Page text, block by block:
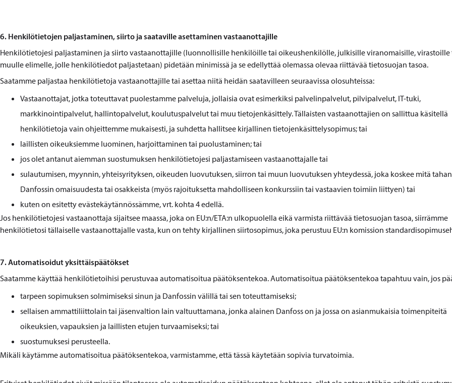
6. Henkilötietojen paljastaminen, siirto ja saataville asettaminen vastaanottajille
Henkilötietojesi paljastaminen ja siirto vastaanottajille (luonnollisille henkilöille tai oikeushenkilölle, julkisille viranomaisille, virastoille
muulle elimelle, jolle henkilötiedot paljastetaan) pidetään minimissä ja se edellyttää olemassa olevaa riittävää tietosuojan tasoa.
Saatamme paljastaa henkilötietoja vastaanottajille tai asettaa niitä heidän saatavilleen seuraavissa olosuhteissa:
Vastaanottajat, jotka toteuttavat puolestamme palveluja, jollaisia ovat esimerkiksi palvelinpalvelut, pilvipalvelut, IT-tuki,
markkinointipalvelut, hallintopalvelut, koulutuspalvelut tai muu tietojenkäsittely. Tällaisten vastaanottajien on sallittua käsitellä
henkilötietoja vain ohjeittemme mukaisesti, ja suhdetta hallitsee kirjallinen tietojenkäsittelysopimus; tai
laillisten oikeuksiemme luominen, harjoittaminen tai puolustaminen; tai
jos olet antanut aiemman suostumuksen henkilötietojesi paljastamiseen vastaanottajalle tai
sulautumisen, myynnin, yhteisyrityksen, oikeuden luovutuksen, siirron tai muun luovutuksen yhteydessä, joka koskee mitä
Danfossin omaisuudesta tai osakkeista (myös rajoituksetta mahdolliseen konkurssiin tai vastaavien toimiin liittyen) tai
kuten on esitetty evästekäytännössämme, vrt. kohta 4 edellä.
Jos henkilötietojesi vastaanottaja sijaitsee maassa, joka on EU:n/ETA:n ulkopuolella eikä varmista riittävää tietosuojan tasoa, siirrämme
henkilötietosi tällaiselle vastaanottajalle vasta, kun on tehty kirjallinen siirtosopimus, joka perustuu EU:n komission
7. Automatisoidut yksittäispäätökset
Saatamme käyttää henkilötietoihisi perustuvaa automatisoitua päätöksentekoa. Automatisoitua päätöksentekoa tapahtuu vain, jos
tarpeen sopimuksen solmimiseksi sinun ja Danfossin välillä tai sen toteuttamiseksi;
sellaisen ammattiliittolain tai jäsenvaltion lain valtuuttamana, jonka alainen Danfoss on ja jossa on asianmukaisia toimenpiteitä
oikeuksien, vapauksien ja laillisten etujen turvaamiseksi; tai
suostumuksesi perusteella.
Mikäli käytämme automatisoitua päätöksentekoa, varmistamme, että tässä käytetään sopivia turvatoimia.